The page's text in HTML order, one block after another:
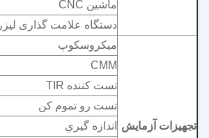
ماشین CNC
دستگاه علامت گذاری لیزر
تجهیزات آزمایش
میکروسکوپ
CMM
تست کننده TIR
تست رو تموم کن
اندازه گيري